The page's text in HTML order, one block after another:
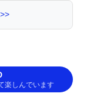
楽しんでいます